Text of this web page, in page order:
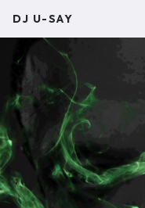
DJ U-SAY